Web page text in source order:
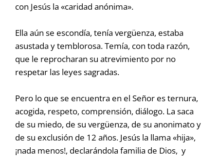
con Jesús la «caridad anónima».
Ella aún se escondía, tenía vergüenza, estaba
asustada y temblorosa. Temía, con toda razón,
que le reprocharan su atrevimiento por no
respetar las leyes sagradas.
Pero lo que se encuentra en el Señor es ternura,
acogida, respeto, comprensión, diálogo. La saca
de su miedo, de su vergüenza, de su anonimato y
de su exclusión de 12 años. Jesús la llama «hija»,
¡nada menos!, declarándola familia de Dios, y